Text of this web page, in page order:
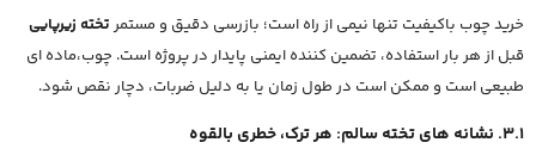
خرید چوب باکیفیت تنها نیمی از راه است؛ بازرسی دقیق و مستمر تخته زیرپایی
قبل از هر بار استفاده، تضمین کننده ایمنی پایدار در پروژه است. چوب،ماده ای
طبیعی است و ممکن است در طول زمان یا به دلیل ضربات، دچار نقص شود.
3.1. نشانه های تخته سالم: هر ترک، خطری بالقوه